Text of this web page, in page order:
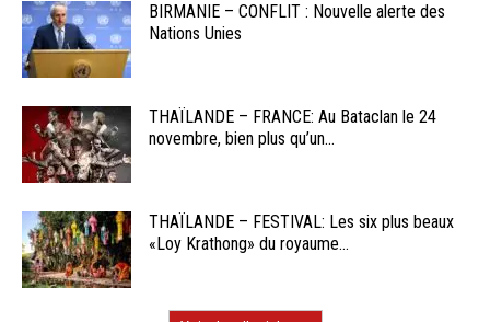
BIRMANIE – CONFLIT : Nouvelle alerte des
Nations Unies
THAÏLANDE – FRANCE: Au Bataclan le 24
novembre, bien plus qu’un...
THAÏLANDE – FESTIVAL: Les six plus beaux
«Loy Krathong» du royaume...